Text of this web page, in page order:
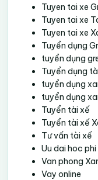
Tuyen tai xe
Tuyen tai xe
Tuyen tai xe
Tuyển dụng
tuyển dụng
Tuyển dụng
tuyển dụng
tuyển dụng
Tuyển tài xế
Tuyển tài xế
Tư vấn tài xế
Uu dai hoc phi
Van phong
Vay online